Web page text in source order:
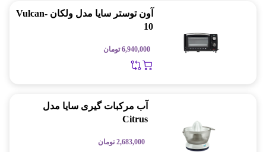
آون توستر سایا مدل ولکان Vulcan-
10
6,940,000 تومان
آب‌ مرکبات‌ گیری سایا مدل
Citrus
2,683,000 تومان